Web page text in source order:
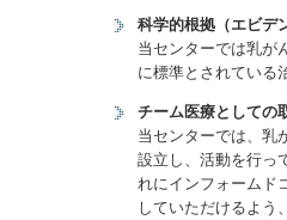
科学的根拠（エビデ
当センターでは乳が
に標準とされている
チーム医療としての
当センターでは、乳
設立し、活動を行っ
れにインフォームド
していただけるよう